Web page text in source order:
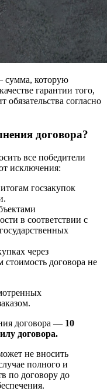
сумма, которую
гарантии того,
согласно
договора?
все победители
исключения:
госзакупок
в соответствии с
через
договора не
договора — 10
договора.
не вносить
полного и
по договору до